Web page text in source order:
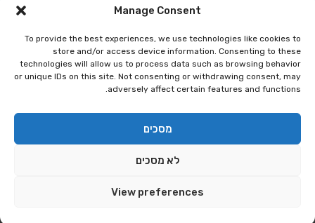
Manage Consent
To provide the best experiences, we use technologies like cookies to
store and/or access device information. Consenting to these
technologies will allow us to process data such as browsing behavior
or unique IDs on this site. Not consenting or withdrawing consent, may
adversely affect certain features and functions.
מסכים
לא מסכים
View preferences